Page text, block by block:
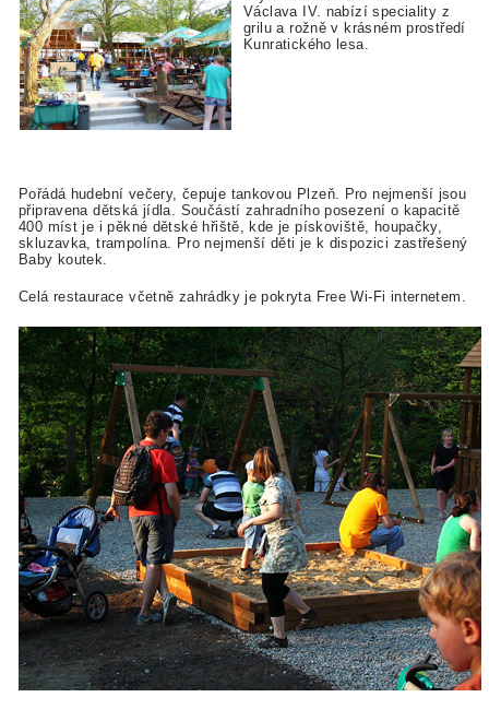
Václava IV. nabízí speciality z
grilu a rožně v krásném prostředí
Kunratického lesa.
Pořádá hudební večery, čepuje tankovou Plzeň. Pro nejmenší jsou
připravena dětská jídla. Součástí zahradního posezení o kapacitě
400 míst je i pěkné dětské hřiště, kde je pískoviště, houpačky,
skluzavka, trampolína. Pro nejmenší děti je k dispozici zastřešený
Baby koutek.
Celá restaurace včetně zahrádky je pokryta Free Wi-Fi internetem.